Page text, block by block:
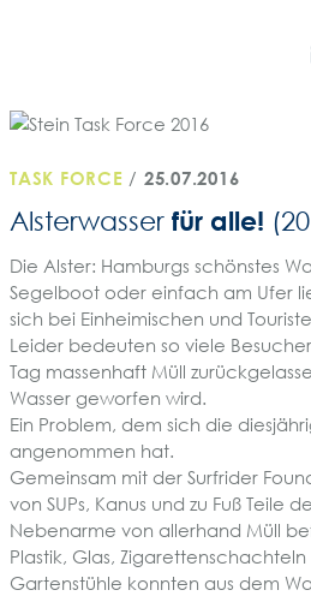
TASK FORCE / 25.07.2016
Alsterwasser für alle!
Die Alster: Hamburgs schönstes
Segelboot oder einfach am Ufer
sich bei Einheimischen und
Leider bedeuten so viele
Tag massenhaft Müll
Wasser geworfen wird.
Ein Problem, dem sich die
angenommen hat.
Gemeinsam mit der Surfrider
von SUPs, Kanus und zu Fuß Teile
Nebenarme von allerhand Müll
Plastik, Glas,
Gartenstühle konnten aus dem